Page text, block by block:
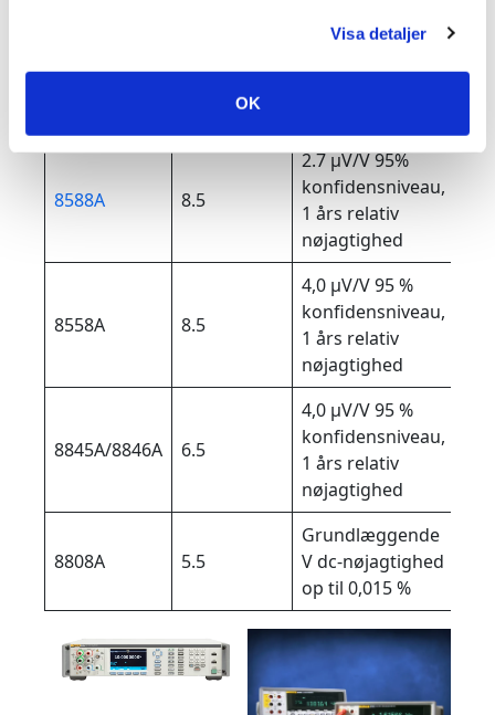
Visa detaljer
OK
Produkt specifikation
Upplösning
8588A 8.5
2.7 µV/V 95%
konfidensniveau,
1 års relativ
nøjagtighed
8558A 8.5
4,0 µV/V 95 %
konfidensniveau,
1 års relativ
nøjagtighed
8845A/8846A 6.5
4,0 µV/V 95 %
konfidensniveau,
1 års relativ
nøjagtighed
8808A 5.5
Grundlæggende
V dc-nøjagtighed
op til 0,015 %